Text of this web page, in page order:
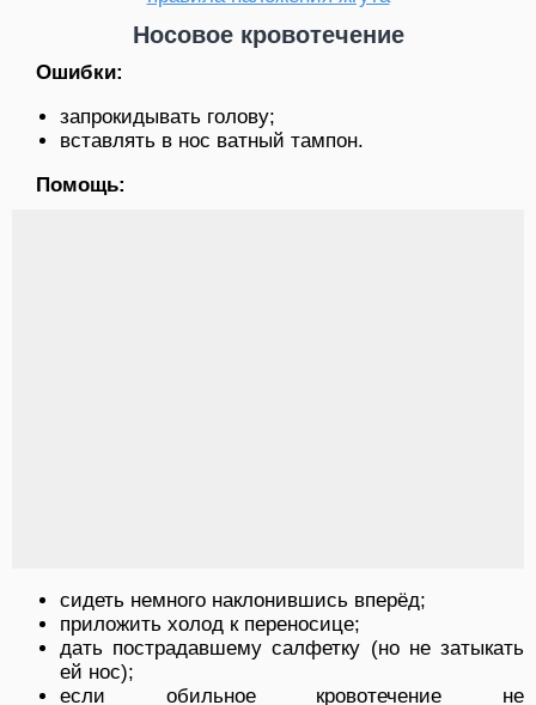
Носовое кровотечение
Ошибки:
запрокидывать голову;
вставлять в нос ватный тампон.
Помощь:
сидеть немного наклонившись вперёд;
приложить холод к переносице;
дать пострадавшему салфетку (но не затыкать
ей нос);
если обильное кровотечение не